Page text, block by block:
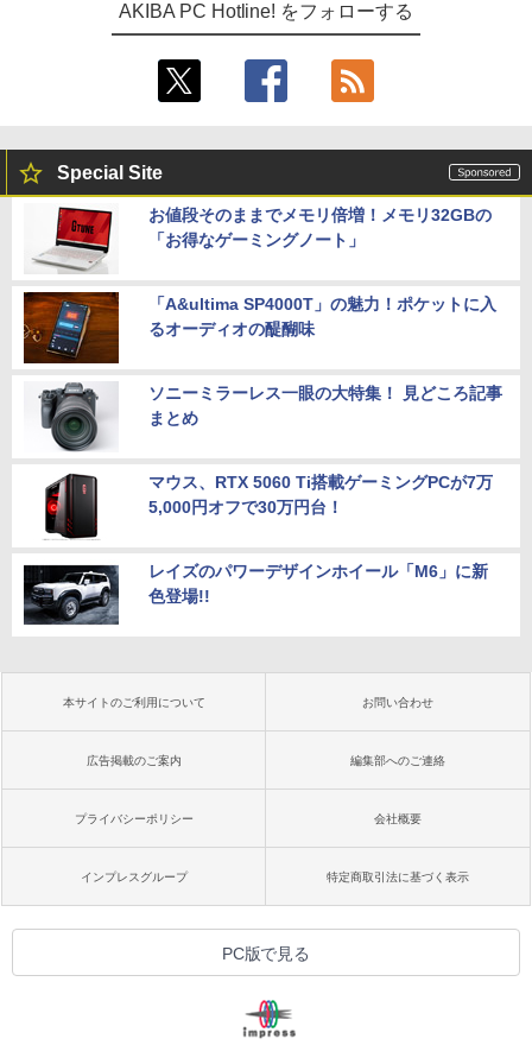
AKIBA PC Hotline! をフォローする
Special Site
お値段そのままでメモリ倍増！メモリ32GBの
「お得なゲーミングノート」
「A&ultima SP4000T」の魅力！ポケットに入
るオーディオの醍醐味
ソニーミラーレス一眼の大特集！ 見どころ記事
まとめ
マウス、RTX 5060 Ti搭載ゲーミングPCが7万
5,000円オフで30万円台！
レイズのパワーデザインホイール「M6」に新
色登場!!
本サイトのご利用について お問い合わせ
広告掲載のご案内 編集部へのご連絡
プライバシーポリシー 会社概要
インプレスグループ 特定商取引法に基づく表示
PC版で見る